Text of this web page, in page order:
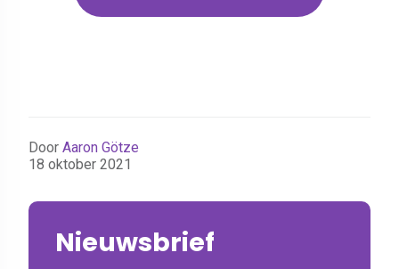
Door Aaron Götze
18 oktober 2021
Nieuwsbrief